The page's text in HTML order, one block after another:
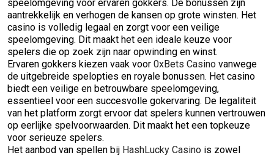
speelomgeving voor ervaren gokkers. De bonussen zijn
aantrekkelijk en verhogen de kansen op grote winsten. Het
casino is volledig legaal en zorgt voor een veilige
speelomgeving. Dit maakt het een ideale keuze voor
spelers die op zoek zijn naar opwinding en winst.
Ervaren gokkers kiezen vaak voor 0xBets Casino vanwege
de uitgebreide spelopties en royale bonussen. Het casino
biedt een veilige en betrouwbare speelomgeving,
essentieel voor een succesvolle gokervaring. De legaliteit
van het platform zorgt ervoor dat spelers kunnen vertrouwen
op eerlijke spelvoorwaarden. Dit maakt het een topkeuze
voor serieuze spelers.
Het aanbod van spellen bij HashLucky Casino is zowel